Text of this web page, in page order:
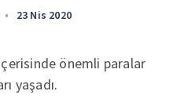
• 23 Nis 2020
önemli paralar
yaşadı.